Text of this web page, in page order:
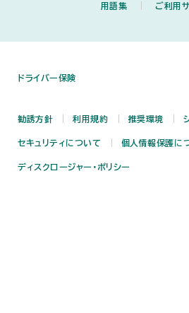
用語集 ご利用
ドライバー保険
勧誘方針 利用規約 推奨環境
セキュリティについて 個人情報保護に
ディスクロージャー・ポリシー